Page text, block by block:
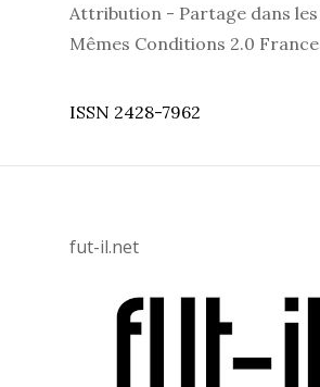
Attribution - Partage dans les
Mêmes Conditions 2.0 France
ISSN 2428-7962
fut-il.net